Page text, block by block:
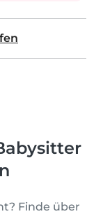
Finde über